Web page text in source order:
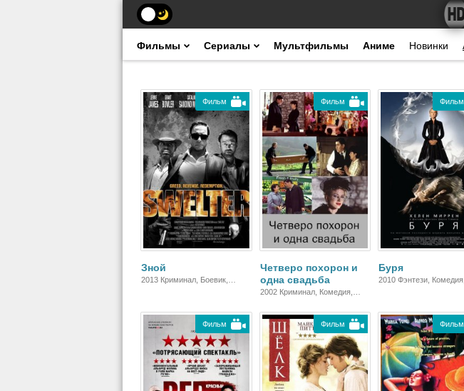
Фильмы Сериалы Мультфильмы Аниме Новинки
Фильм
Зной
2013 Криминал, Боевик,
Фильм
Четверо похорон и
одна свадьба
2002 Криминал, Комедия,
Фильм
Буря
2010 Фэнтези, Комедия,
Фильм Фильм Фильм